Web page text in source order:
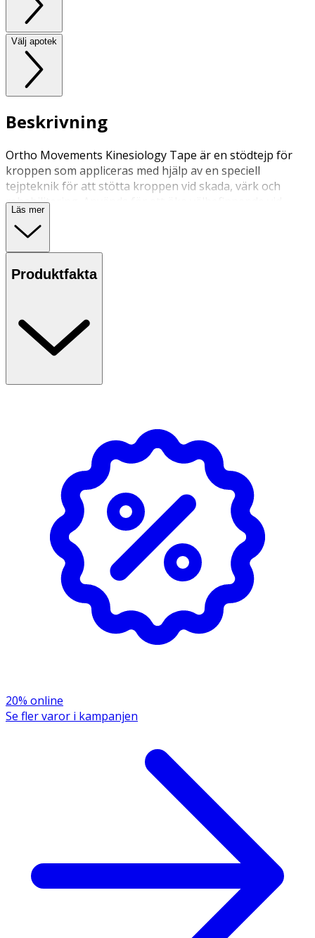
Välj apotek
Beskrivning
Ortho Movements Kinesiology Tape är en stödtejp för
kroppen som appliceras med hjälp av en speciell
tejpteknik för att stötta kroppen vid skada, värk och
rehabilitering. Används för att öka välbefinnande vid
dagliga aktiviteter och fungerar perfekt som sporttejp.
Kan avlasta samt ge stöd och stabilitet åt muskler, senor
och leder. Går att duscha med.
Applicera tejpen på området du vill stödja och avlasta
OK för gravida och ammande:
Läs mer
Produktfakta
20% online
Se fler varor i kampanjen